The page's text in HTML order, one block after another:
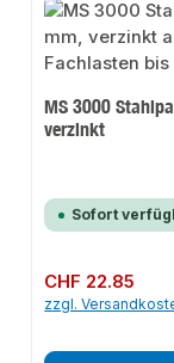
MS 3000
verzinkt
Sofort
Regulärer Preis:
CHF 22.85
zzgl.